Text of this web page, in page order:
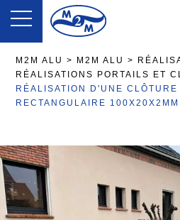
M2M ALU > M2M ALU >
RÉALISATIONS PORTAILS ET
RÉALISATION D'UNE CLÔTURE
RECTANGULAIRE 100X20X2MM